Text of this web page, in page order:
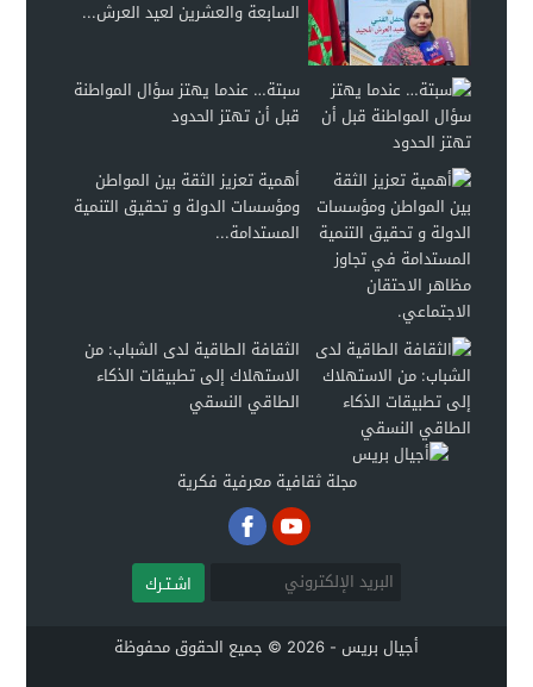
السابعة والعشرين لعيد العرش...
سبتة… عندما يهتز سؤال المواطنة
قبل أن تهتز الحدود
أهمية تعزيز الثقة بين المواطن
ومؤسسات الدولة و تحقيق التنمية
المستدامة...
الثقافة الطاقية لدى الشباب: من
الاستهلاك إلى تطبيقات الذكاء
الطاقي النسقي
مجلة ثقافية معرفية فكرية
اشـتـرك
أجيال بريس - 2026 © جميع الحقوق محفوظة